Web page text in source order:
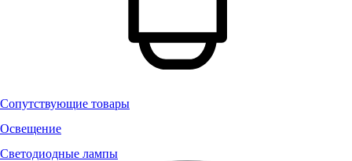
Сопутствующие товары
Освещение
Светодиодные лампы